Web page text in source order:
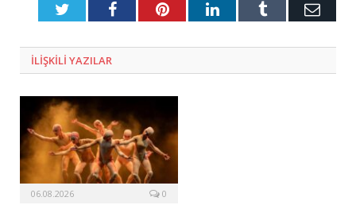
TwitterFacebookPinterestLinkedInTumblr E-
ILIŞKILI YAZILAR
06.08.2026 0